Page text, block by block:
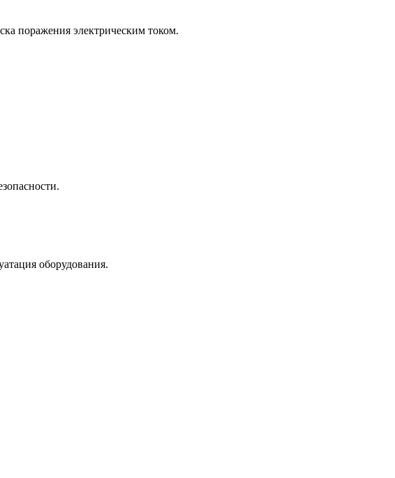
поражения электрическим током.
оборудования.